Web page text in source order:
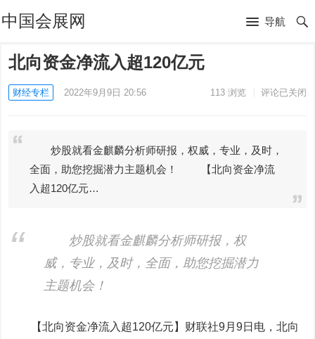
中国会展网 导航
北向资金净流入超120亿元
财经专栏 2022年9月9日 20:56 113浏览 评论已关闭
炒股就看金麒麟分析师研报，权威，专业，及时，
全面，助您挖掘潜力主题机会！ 【北向资金净流
入超120亿元…
炒股就看金麒麟分析师研报，权
威，专业，及时，全面，助您挖掘潜力
主题机会！
【北向资金净流入超120亿元】财联社9月9日电，北向